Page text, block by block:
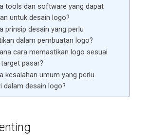
tools dan software yang dapat
untuk desain logo?
prinsip desain yang perlu
dalam pembuatan logo?
cara memastikan logo sesuai
pasar?
kesalahan umum yang perlu
dalam desain logo?